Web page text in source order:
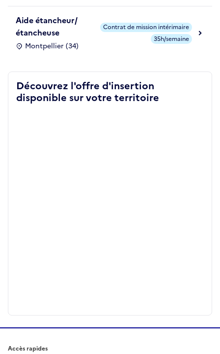
Aide étancheur/
étancheuse
Montpellier (34)
Contrat de mission intérimaire
35h/semaine
Découvrez l'offre d'insertion
disponible sur votre territoire
Accès rapides